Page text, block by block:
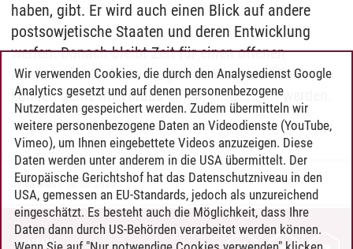
haben, gibt. Er wird auch einen Blick auf andere
postsowjetische Staaten und deren Entwicklung
werfen. Danach bleibt Zeit für einen offenen
Austausch. Konkrete Fragen an Yaroslav Minkin
können gerne im Vorausonline eingesandtwerden.
Jelka Mau/10.06.2025
KONTAKT
Wir verwenden Cookies, die durch den Analysedienst Google
Analytics gesetzt und auf denen personenbezogene
Nutzerdaten gespeichert werden. Zudem übermitteln wir
weitere personenbezogene Daten an Videodienste (YouTube,
Vimeo), um Ihnen eingebettete Videos anzuzeigen. Diese
Daten werden unter anderem in die USA übermittelt. Der
Europäische Gerichtshof hat das Datenschutzniveau in den
USA, gemessen an EU-Standards, jedoch als unzureichend
eingeschätzt. Es besteht auch die Möglichkeit, dass Ihre
Daten dann durch US-Behörden verarbeitet werden können.